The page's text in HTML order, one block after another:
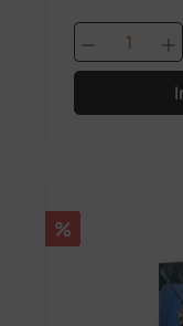
Produkt
Rabatt
%